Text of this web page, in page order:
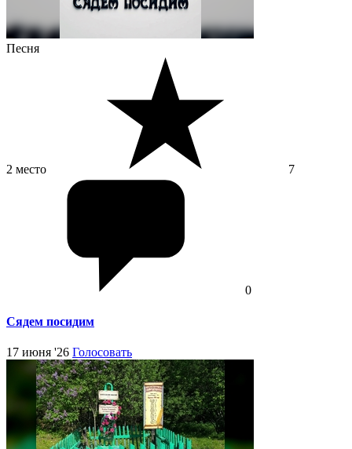
Песня
2 место 7
0
Сядем посидим
17 июня '26 Голосовать